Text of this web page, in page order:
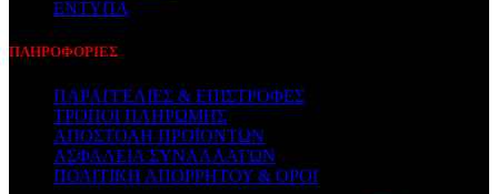
ΕΝΤΥΠΑ
ΠΛΗΡΟΦΟΡΙΕΣ
ΠΑΡΑΓΓΕΛΙΕΣ & ΕΠΙΣΤΡΟΦΕΣ
ΤΡΟΠΟΙ ΠΛΗΡΩΜΗΣ
ΑΠΟΣΤΟΛΗ ΠΡΟΪΟΝΤΩΝ
ΑΣΦΑΛΕΙΑ ΣΥΝΑΛΛΑΓΩΝ
ΠΟΛΙΤΙΚΗ ΑΠΟΡΡΗΤΟΥ & ΟΡΟΙ